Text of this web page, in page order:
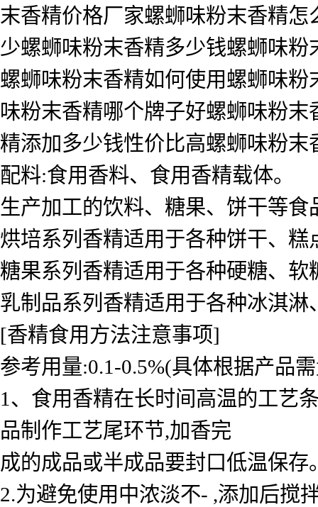
末香精价格厂家螺蛳味粉末香精
少螺蛳味粉末香精多少钱螺蛳味
螺蛳味粉末香精如何使用螺蛳味
味粉末香精哪个牌子好螺蛳味粉
精添加多少钱性价比高螺蛳味粉
配料:食用香料、食用香精载体。
生产加工的饮料、糖果、饼干等食
烘培系列香精适用于各种饼干、
糖果系列香精适用于各种硬糖、
乳制品系列香精适用于各种冰淇
[香精食用方法注意事项]
参考用量:0.1-0.5%(具体根据产品
1、食用香精在长时间高温的工艺
品制作工艺尾环节,加香完
成的成品或半成品要封口低温保存
2.为避免使用中浓淡不- ,添加后搅